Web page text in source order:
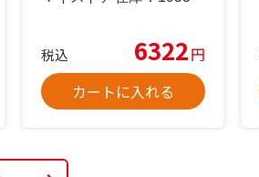
税込 6322円
カートに入れる